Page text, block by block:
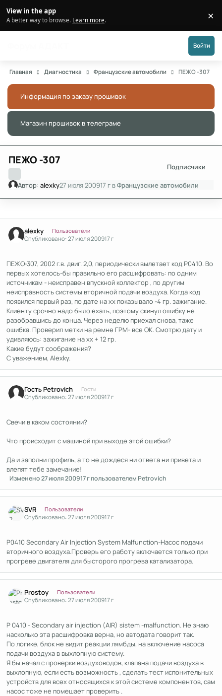
View in the app
A better way to browse. Learn more. ×
Войти
Главная Диагностика Французские автомобили ПЕЖО -307
Информация по заказу прошивок
Магазин прошивок в телеграме
ПЕЖО -307
Подписчики
Автор:alexky27 июля 200917 г вФранцузские автомобили
alexky Пользователи
Опубликовано:27 июля 200917 г
ПЕЖО-307, 2002 г.в. двиг. 2,0, периодически вылетает код Р0410. Во
первых хотелось-бы правильно его расшифровать: по одним
источникам - неисправен впускной коллектор , по другим
неисправность системы вторичной подачи воздуха. Когда код
появился первый раз, по дате на хх показывало -4 гр. зажигание.
Клиенту срочно надо было ехать, поэтому скинул ошибку не
разобравшись до конца. Через неделю приехал снова, таже
ошибка. Проверил метки на ремне ГРМ- все ОК. Смотрю дату и
удивляюсь: зажигание на хх + 12 гр.
Какие будут соображения?
С уважением, Alexky.
Гость Petrovich Гости
Опубликовано:27 июля 200917 г
Свечи в каком состоянии?
Что происходит с машиной при выходе этой ошибки?
Да и заполни профиль, а то не дождеся ни ответа ни привета и
влепят тебе замечание!
Изменено27 июля 200917 гпользователем Petrovich
SVR Пользователи
Опубликовано:27 июля 200917 г
P0410 Secondary Air Injection System Malfunction-Насос подачи
вторичного воздуха.Проверь его работу включается только при
прогреве двигателя для бысторого прогрева катализатора.
Prostoy Пользователи
Опубликовано:27 июля 200917 г
P 0410 - Secondary air injection (AIR) sistem -malfunction. Не знаю
насколько эта расшифровка верна, но автодата говорит так.
По логике, блок не видит реакции лямбды, на включение насоса
подачи воздуха в выхлопную систему.
Я бы начал с проверки воздуховодов, клапана подачи воздуха в
выхлопную, если есть возможность , сделать тест испонительных
устройств для всех относящихся к этой системе компонентов, сам
насос тоже не помешает проверить .